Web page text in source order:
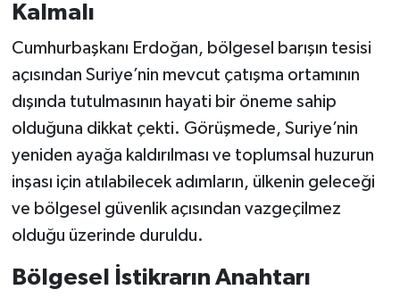
Kalmalı
Cumhurbaşkanı Erdoğan, bölgesel barışın tesisi
açısından Suriye’nin mevcut çatışma ortamının
dışında tutulmasının hayati bir öneme sahip
olduğuna dikkat çekti. Görüşmede, Suriye’nin
yeniden ayağa kaldırılması ve toplumsal huzurun
inşası için atılabilecek adımların, ülkenin geleceği
ve bölgesel güvenlik açısından vazgeçilmez
olduğu üzerinde duruldu.
Bölgesel İstikrarın Anahtarı